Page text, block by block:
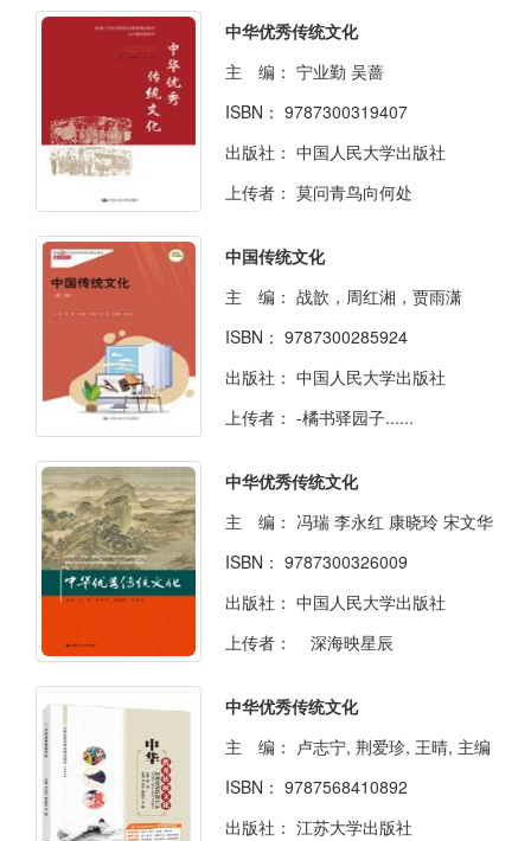
中华优秀传统文化
主 编： 宁业勤 吴蔷
ISBN： 9787300319407
出版社： 中国人民大学出版社
上传者： 莫问青鸟向何处
中国传统文化
主 编： 战歆，周红湘，贾雨潇
ISBN： 9787300285924
出版社： 中国人民大学出版社
上传者： -橘书驿园子......
中华优秀传统文化
主 编： 冯瑞 李永红 康晓玲 宋文华
ISBN： 9787300326009
出版社： 中国人民大学出版社
上传者：
深海映星辰
中华优秀传统文化
主 编： 卢志宁, 荆爱珍, 王晴, 主编
ISBN： 9787568410892
出版社： 江苏大学出版社